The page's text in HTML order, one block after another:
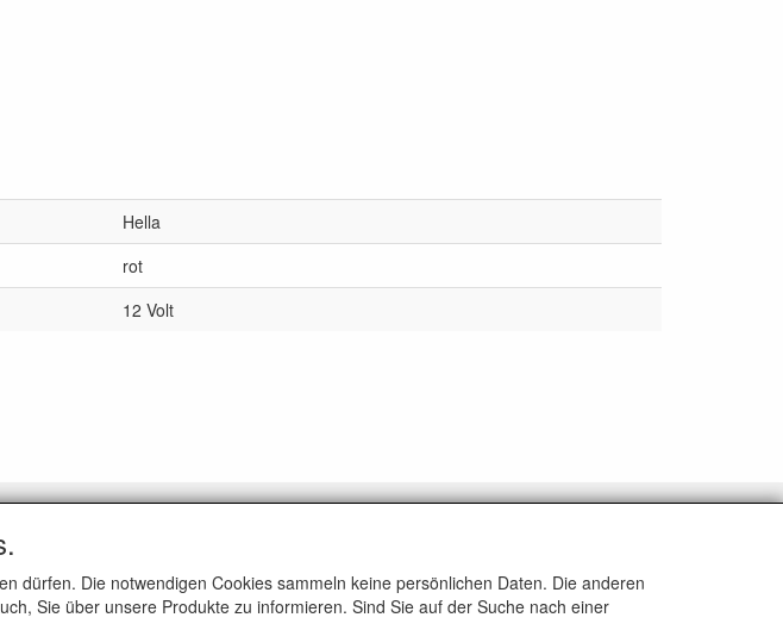
Hella
rot
12 Volt
Logistik durch OTOPARTS BV
dürfen. Die notwendigen Cookies sammeln keine persönlichen Daten. Die anderen
Sie über unsere Produkte zu informieren. Sind Sie auf der Suche nach einer